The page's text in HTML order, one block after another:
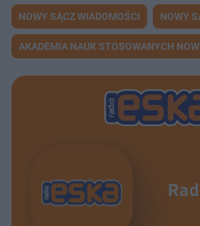
NOWY SĄCZ WIADOMOŚCI NOWY
AKADEMIA NAUK STOSOWANYCH